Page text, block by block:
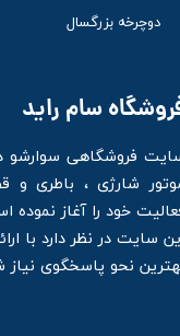
سام راید
فروشگاهی سوارشو
خود را آغاز نموده
سایت در نظر دارد با
نحو پاسخگوی
دوچرخه بزرگسال